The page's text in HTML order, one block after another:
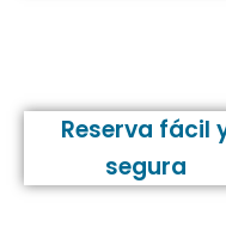
Reserva fácil
segura